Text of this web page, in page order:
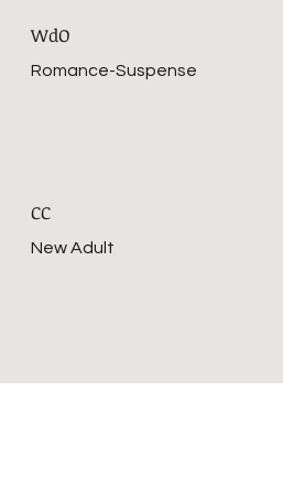
WdO
Romance-Suspense
CC
New Adult